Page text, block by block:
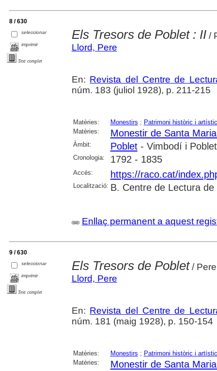
8 / 630
seleccionar
imprimir
Text complet
Els Tresors de Poblet : II/
Llord, Pere
En: Revista del Centre de
núm. 183 (juliol 1928), p. 211-215
Matèries: Monestirs ; Patrimoni històric i artístic
Matèries:
Monestir de Santa
Àmbit: Poblet- Vimbodí i Poblet
Cronologia: 1792 - 1835
Accés: https://raco.cat/
Localització: B. Centre de Lectura de
Enllaç permanent a aquest
9 / 630
seleccionar
imprimir
Text complet
Els Tresors de Poblet/
Llord, Pere
En: Revista del Centre de
núm. 181 (maig 1928), p. 150-154
Matèries: Monestirs ; Patrimoni històric i artístic
Matèries:
Monestir de Santa